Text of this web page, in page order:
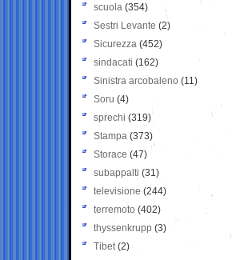
scuola (354)
Sestri Levante (2)
Sicurezza (452)
sindacati (162)
Sinistra arcobaleno (11)
Soru (4)
sprechi (319)
Stampa (373)
Storace (47)
subappalti (31)
televisione(244)
terremoto (402)
thyssenkrupp (3)
Tibet(2)